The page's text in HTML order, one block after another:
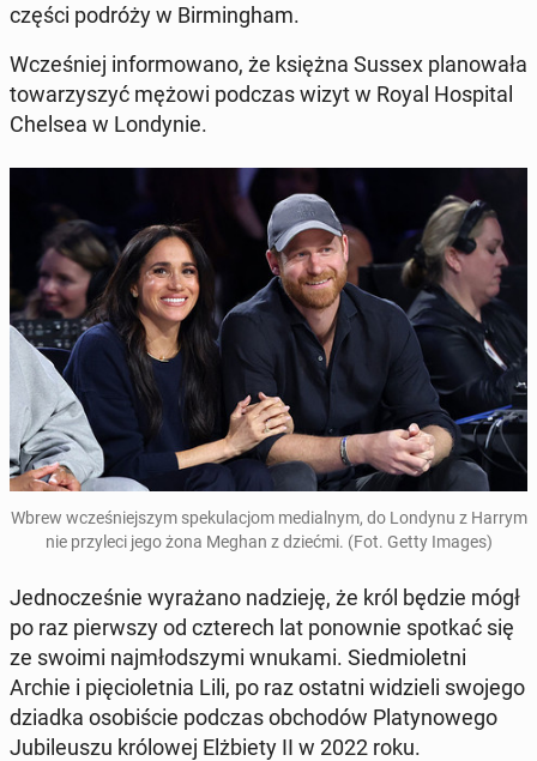
części podróży w Bir­ming­ham.
Wcze­śniej in­for­mo­wa­no, że księżna Sussex pla­no­wa­ła
to­wa­rzy­szyć mężowi podczas wizyt w Royal Ho­spi­tal
Chelsea w Lon­dy­nie.
Wbrew wcze­śniej­szym spe­ku­la­cjom me­dial­nym, do Londynu z Harrym
nie przy­le­ci jego żona Meghan z dziećmi. (Fot. Getty Images)
Jed­no­cze­śnie wy­ra­ża­no na­dzie­ję, że król będzie mógł
po raz pierw­szy od czte­rech lat po­now­nie spotkać się
ze swoimi naj­młod­szy­mi wnukami. Sied­mio­let­ni
Archie i pię­cio­let­nia Lili, po raz ostatni wi­dzie­li swojego
dziadka oso­bi­ście podczas ob­cho­dów Pla­ty­no­we­go
Ju­bi­le­uszu kró­lo­wej Elż­bie­ty II w 2022 roku.